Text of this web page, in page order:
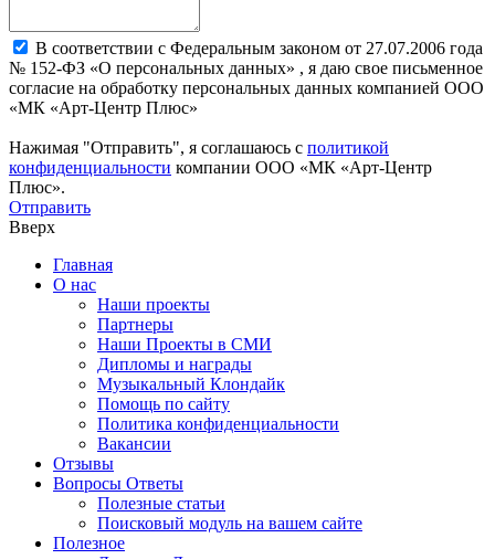
В соответствии с Федеральным законом от 27.07.2006 года
№ 152-ФЗ «О персональных данных» , я даю свое письменное
согласие на обработку персональных данных компанией ООО
«МК «Арт-Центр Плюс»
Нажимая "Отправить", я соглашаюсь с политикой
конфиденциальности компании ООО «МК «Арт-Центр
Плюс».
Отправить
Вверх
Главная
О нас
Наши проекты
Партнеры
Наши Проекты в СМИ
Дипломы и награды
Музыкальный Клондайк
Помощь по сайту
Политика конфиденциальности
Вакансии
Отзывы
Вопросы Ответы
Полезные статьи
Поисковый модуль на вашем сайте
Полезное